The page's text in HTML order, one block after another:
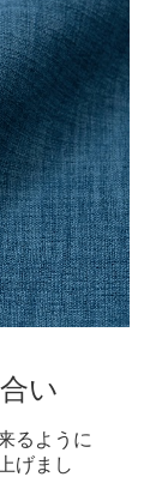
い
るように
げまし